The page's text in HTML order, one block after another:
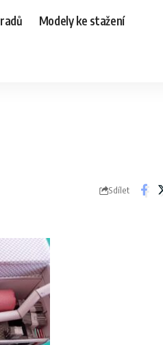
Modely ke stažení
Sdílet